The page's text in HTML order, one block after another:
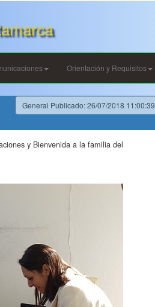
Orientación y Requisitos
General Publicado: 26/07/2018 11:00:39
y Bienvenida a la familia del